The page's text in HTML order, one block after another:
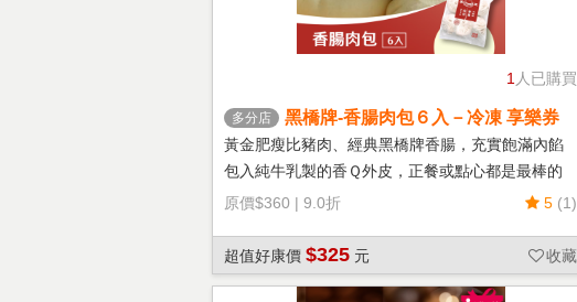
1 人已購買
多分店 黑橋牌-香腸肉包６入－冷凍 享樂券
黃金肥瘦比豬肉、經典黑橋牌香腸，充實飽滿內餡
包入純牛乳製的香Ｑ外皮，正餐或點心都是最棒的
選擇！
原價$360 | 9.0折 5 (1)
超值好康價 $325 元 收藏